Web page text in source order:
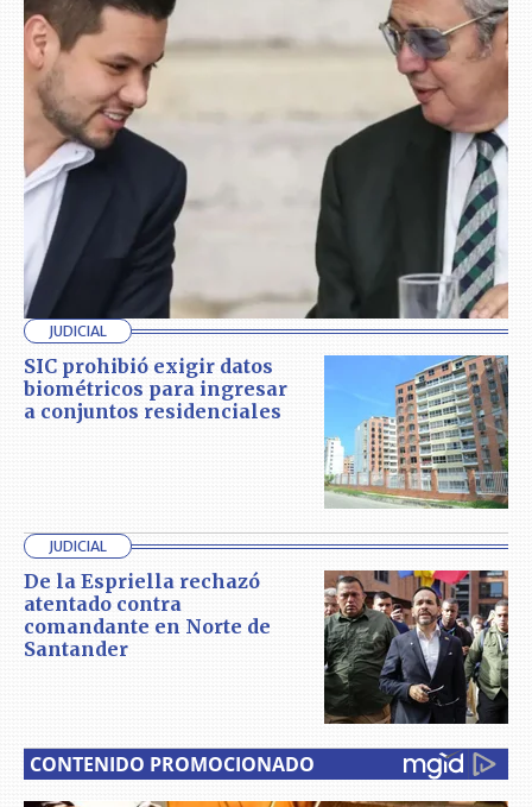
JUDICIAL
SIC prohibió exigir datos
biométricos para ingresar
a conjuntos residenciales
JUDICIAL
De la Espriella rechazó
atentado contra
comandante en Norte de
Santander